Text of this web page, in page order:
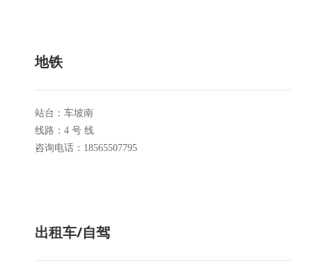
地铁
站台：车坡南
线路：4 号 线
咨询电话：18565507795
出租车/自驾